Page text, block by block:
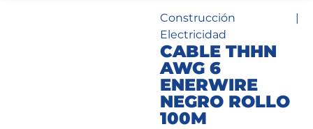
Construcción |
Electricidad
CABLE THHN
AWG 6
ENERWIRE
NEGRO ROLLO
100M